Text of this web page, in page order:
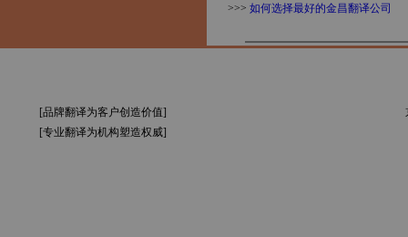
>>> 如何选择最好的金昌翻译公司
[品牌翻译为客户创造价值]
[专业翻译为机构塑造权威]